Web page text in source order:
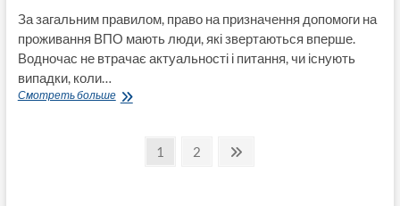
За загальним правилом, право на призначення допомоги на
проживання ВПО мають люди, які звертаються вперше.
Водночас не втрачає актуальності і питання, чи існують
випадки, коли…
Смотреть большеВПО
повторнеСтраница
1 Страница
2